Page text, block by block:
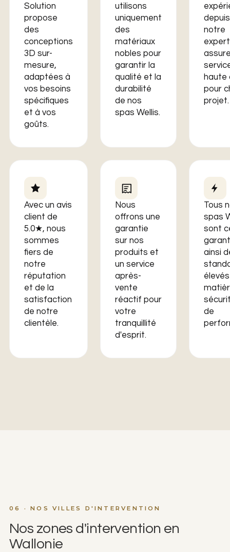
Solution
propose
des
conceptions
3D sur-
mesure,
adaptées à
vos besoins
spécifiques
et à vos
goûts.
utilisons
uniquement
des
matériaux
nobles pour
garantir la
qualité et la
durabilité
de nos
spas Wellis.
notre
haute
pour
projet.
Avec un avis
client de
5.0★, nous
sommes
fiers de
notre
réputation
et de la
satisfaction
de notre
clientèle.
Nous
offrons une
garantie
sur nos
produits et
un service
après-
vente
réactif pour
votre
tranquillité
d'esprit.
Tous
spas
sont
ainsi
de
06 · NOS VILLES D'INTERVENTION
Nos zones d'intervention en
Wallonie